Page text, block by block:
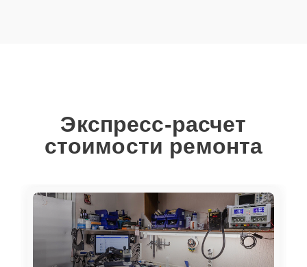
Экспресс-расчет
стоимости ремонта